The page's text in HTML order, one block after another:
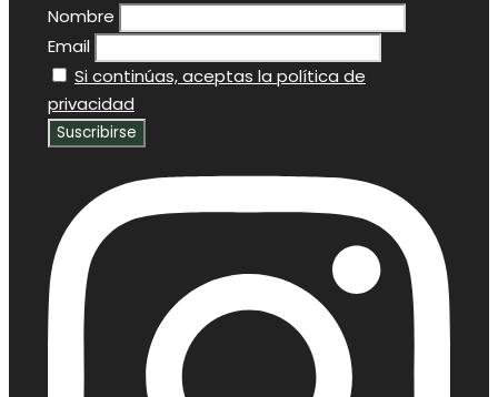
Nombre
Email
Si continúas, aceptas la política de
privacidad